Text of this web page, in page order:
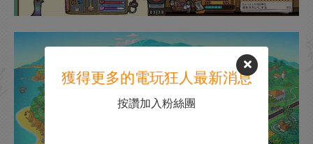
獲得更多的電玩狂人最新消息
按讚加入粉絲團